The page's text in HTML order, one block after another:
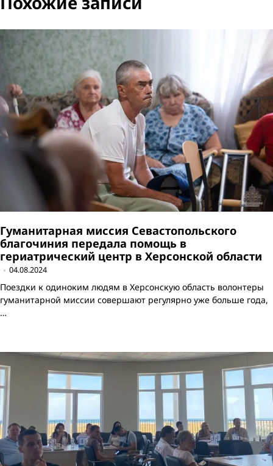
Гуманитарная миссия Севастопольского
благочиния передала помощь в
гериатрический центр в Херсонской области
04.08.2024
Поездки к одиноким людям в Херсонскую область волонтеры
гуманитарной миссии совершают регулярно уже больше года,
…